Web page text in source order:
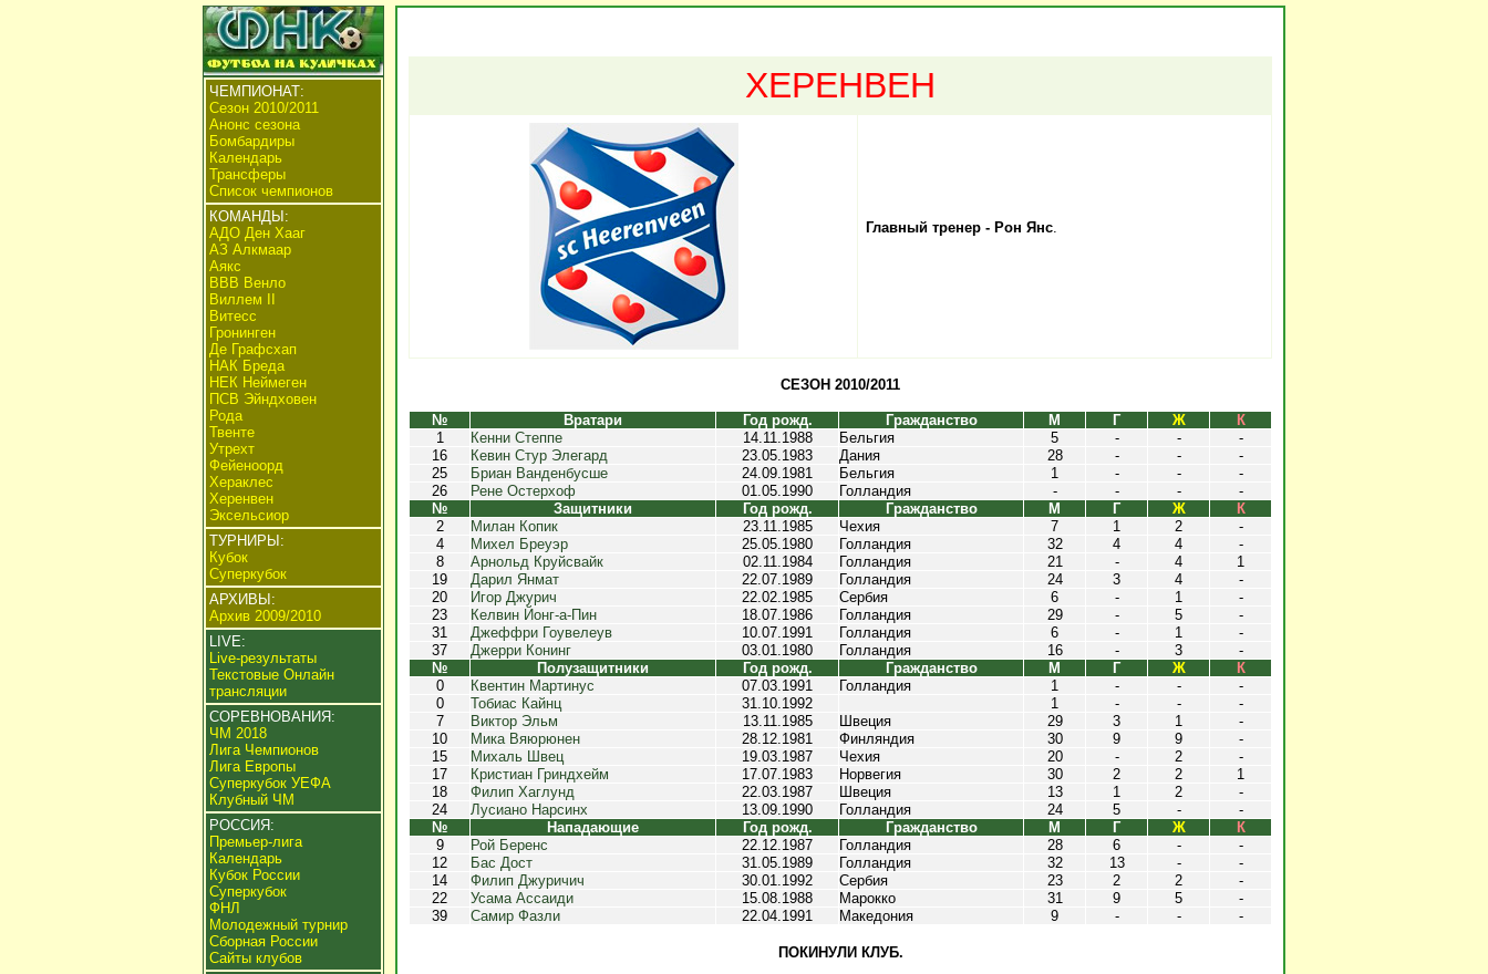
ЧЕМПИОНАТ:
Сезон 2010/2011
Анонс сезона
Бомбардиры
Календарь
Трансферы
Список чемпионов
КОМАНДЫ:
АДО Ден Хааг
АЗ Алкмаар
Аякс
ВВВ Венло
Виллем II
Витесс
Гронинген
Де Графсхап
НАК Бреда
НЕК Неймеген
ПСВ Эйндховен
Рода
Твенте
Утрехт
Фейеноорд
Хераклес
Херенвен
Эксельсиор
ТУРНИРЫ:
Кубок
Суперкубок
АРХИВЫ:
Архив 2009/2010
LIVE:
Live-результаты
Текстовые Онлайн
трансляции
СОРЕВНОВАНИЯ:
ЧМ 2018
Лига Чемпионов
Лига Европы
Суперкубок УЕФА
Клубный ЧМ
РОССИЯ:
Премьер-лига
Календарь
Кубок России
Суперкубок
ФНЛ
Молодежный турнир
Сборная России
Сайты клубов
ХЕРЕНВЕН
Главный тренер - Рон Янс.
СЕЗОН 2010/2011
№ Вратари Год рожд. Гражданство М Г Ж
К
1
Кенни Степпе 14.11.1988 Бельгия 5 - -
-
16
Кевин Стур Элегард 23.05.1983 Дания 28 - -
-
25
Бриан Ванденбусше 24.09.1981 Бельгия 1 - -
-
26
Рене Остерхоф 01.05.1990 Голландия - - -
-
№
Защитники Год рожд. Гражданство М Г Ж
К
2
Милан Копик 23.11.1985 Чехия 7 1 2
-
4
Михел Бреуэр 25.05.1980 Голландия 32 4 4
-
8
Арнольд Круйсвайк 02.11.1984 Голландия 21 - 4
1
19
Дарил Янмат 22.07.1989 Голландия 24 3 4
-
20
Игор Джурич 22.02.1985 Сербия 6 - 1
-
23
Келвин Йонг-а-Пин 18.07.1986 Голландия 29 - 5
-
31
Джеффри Гоувелеув 10.07.1991 Голландия 6 - 1
-
37
Джерри Конинг 03.01.1980 Голландия 16 - 3
-
№
Полузащитники Год рожд. Гражданство М Г Ж
К
0
Квентин Мартинус 07.03.1991 Голландия 1 - -
-
0
Тобиас Кайнц 31.10.1992 1 - -
-
7
Виктор Эльм 13.11.1985 Швеция 29 3 1
-
10
Мика Вяюрюнен 28.12.1981 Финляндия 30 9 9
-
15
Михаль Швец 19.03.1987 Чехия 20 - 2
-
17
Кристиан Гриндхейм 17.07.1983 Норвегия 30 2 2
1
18
Филип Хаглунд 22.03.1987 Швеция 13 1 2
-
24
Лусиано Нарсинх 13.09.1990 Голландия 24 5 -
-
№
Нападающие Год рожд. Гражданство М Г Ж
К
9
Рой Беренс 22.12.1987 Голландия 28 6 -
-
12
Бас Дост 31.05.1989 Голландия 32 13 -
-
14
Филип Джуричич 30.01.1992 Сербия 23 2 2
-
22
Усама Ассаиди 15.08.1988 Марокко 31 9 5
-
39
Самир Фазли 22.04.1991 Македония 9 - - -
ПОКИНУЛИ КЛУБ.